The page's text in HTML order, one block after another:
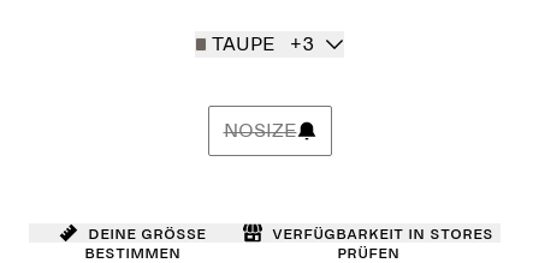
TAUPE +3
NOSIZE
Deine Größe
bestimmen
Verfügbarkeit in Stores
prüfen